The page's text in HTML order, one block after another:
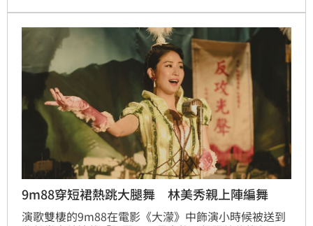
的緣分，讓兩人迅速破冰。蔡維歆
9m88穿短裙熱跳大腿舞 林美秀親上陣編舞
演歌雙棲的9m88在電影《大濛》中飾演小時候被送到